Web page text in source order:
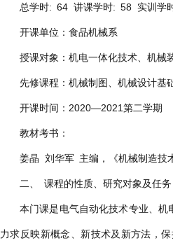
总学时: 64 讲课学时: 58 实训学
开课单位：食品机械系
授课对象：机电一体化技术、机械
先修课程：机械制图、机械设计基
开课时间：2020—2021第二学期
教材考书：
姜晶 刘华军 主编，《机械制造技
二、 课程的性质、研究对象及任务
本门课是电气自动化技术专业、
力求反映新概念、新技术及新方法，